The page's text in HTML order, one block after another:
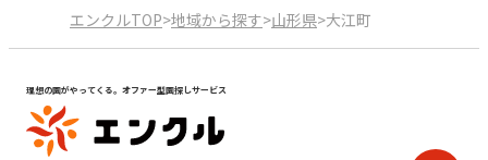
エンクルTOP>地域から探す>山形県>大江町
理想の園がやってくる。オファー型園探しサービス